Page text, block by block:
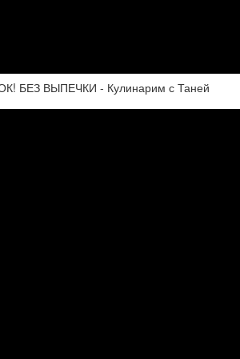
БЕЗ ВЫПЕЧКИ - Кулинарим с Таней